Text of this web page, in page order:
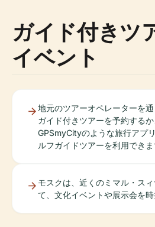
ガイド付きツ
イベント
地元のツアーオペレーターを
ガイド付きツアーを予約するか
GPSmyCityのような旅行アプ
ルフガイドツアーを利用できま
モスクは、近くのミマル・ス
て、文化イベントや展示会を時